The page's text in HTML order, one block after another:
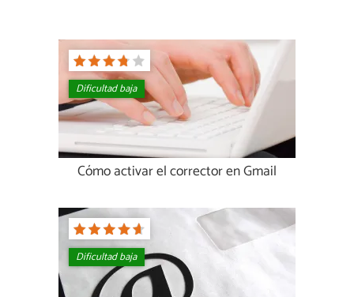
Dificultad baja
Cómo activar el corrector en Gmail
Dificultad baja